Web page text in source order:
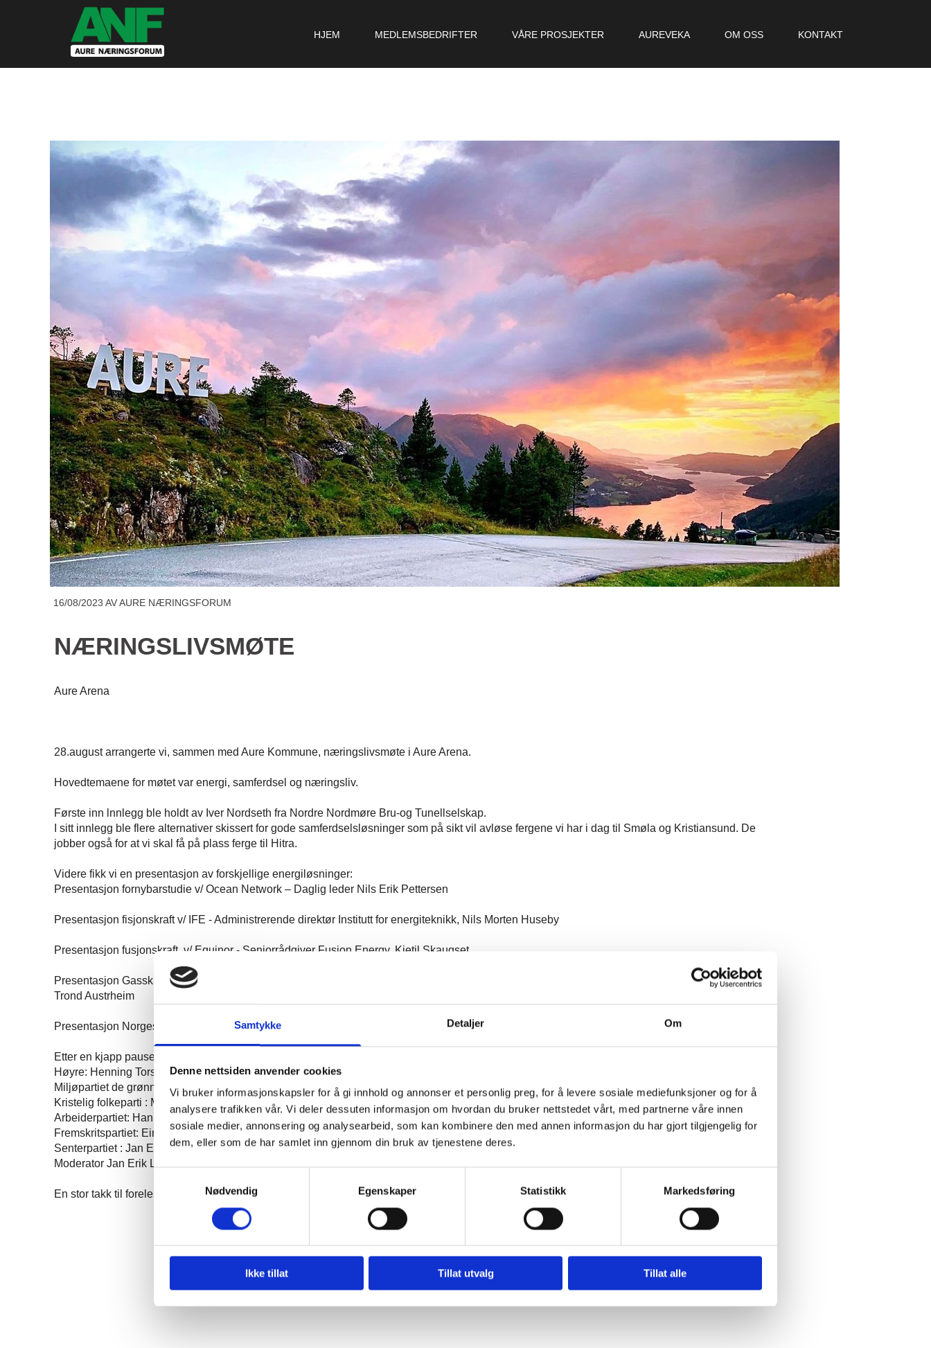
Samtykke Detaljer Om
Denne nettsiden anvender cookies
Vi bruker informasjonskapsler for å gi innhold og annonser et personlig preg, for å levere sosiale mediefunksjoner og for å
analysere trafikken vår. Vi deler dessuten informasjon om hvordan du bruker nettstedet vårt, med partnerne våre innen
sosiale medier, annonsering og analysearbeid, som kan kombinere den med annen informasjon du har gjort tilgjengelig for
dem, eller som de har samlet inn gjennom din bruk av tjenestene deres.
Nødvendig
Egenskaper Statistikk Markedsføring
Ikke tillat Tillat utvalg Tillat alle
HJEM MEDLEMSBEDRIFTER VÅRE PROSJEKTER AUREVEKA OM OSS KONTAKT
16/08/2023 AV AURE NÆRINGSFORUM
NÆRINGSLIVSMØTE
Aure Arena
28.august arrangerte vi, sammen med Aure Kommune, næringslivsmøte i Aure Arena.
Hovedtemaene for møtet var energi, samferdsel og næringsliv.
Første inn lnnlegg ble holdt av Iver Nordseth fra Nordre Nordmøre Bru-og Tunellselskap.
I sitt innlegg ble flere alternativer skissert for gode samferdselsløsninger som på sikt vil avløse fergene vi har i dag til Smøla og Kristiansund. De
jobber også for at vi skal få på plass ferge til Hitra.
Videre fikk vi en presentasjon av forskjellige energiløsninger:
Presentasjon fornybarstudie v/ Ocean Network – Daglig leder Nils Erik Pettersen
Presentasjon fisjonskraft v/ IFE - Administrerende direktør Institutt for energiteknikk, Nils Morten Huseby
Presentasjon fusjonskraft v/ Equinor - Seniorrådgiver Fusion Energy, Kjetil Skaugset
Presentasjon Gasskraft. Hvilke tekniske og kommersielle utfordringer hindrer bruk av norsk naturgass til strømproduksjon i Norge? V/ Equinor-
Trond Austrheim
Presentasjon Norges Energifremtid v/ Det Norske Veritas - Forskningsleder for energiomstilling i DNV, Sverre Alvik
Etter en kjapp pause fikk vi representanter fra alle de politiske partiene i Aure opp på scenen.
Høyre: Henning Torset
Miljøpartiet de grønne: Monika Wessel
Kristelig folkeparti : Morten Finset Ingvaldsen
Arbeiderpartiet: Hanne Berit Brekken
Fremskritspartiet: Einar Ørbog
Senterpartiet : Jan Einar Gjerde og Stine Wigum Hagen.
Moderator Jan Erik Larsen styrte debatten med stø hånd, og fikk politikerne til og besvare spørmål om både kraft, næringsliv og samferdsel.
En stor takk til forelesere og politikere som stilte opp på dette møtet.